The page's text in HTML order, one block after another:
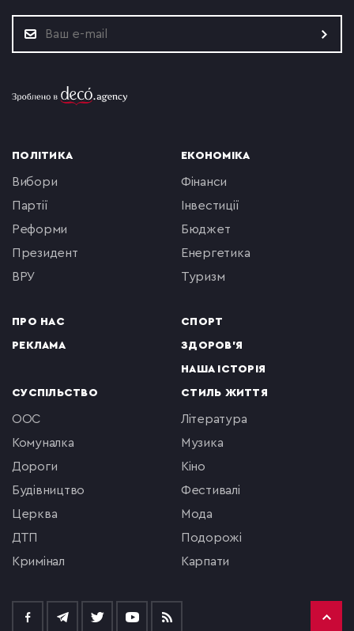
ПОЛІТИКА
вибори
партії
реформи
президент
ВРУ
ПРО НАС
РЕКЛАМА
ЕКОНОМІКА
фінанси
інвестиції
бюджет
енергетика
туризм
СПОРТ
ЗДОРОВ'Я
НАША ІСТОРІЯ
СУСПІЛЬСТВО
ООС
комуналка
Дороги
будівництво
церква
ДТП
кримінал
СТИЛЬ ЖИТТЯ
література
музика
кіно
фестивалі
мода
подорожі
Карпати